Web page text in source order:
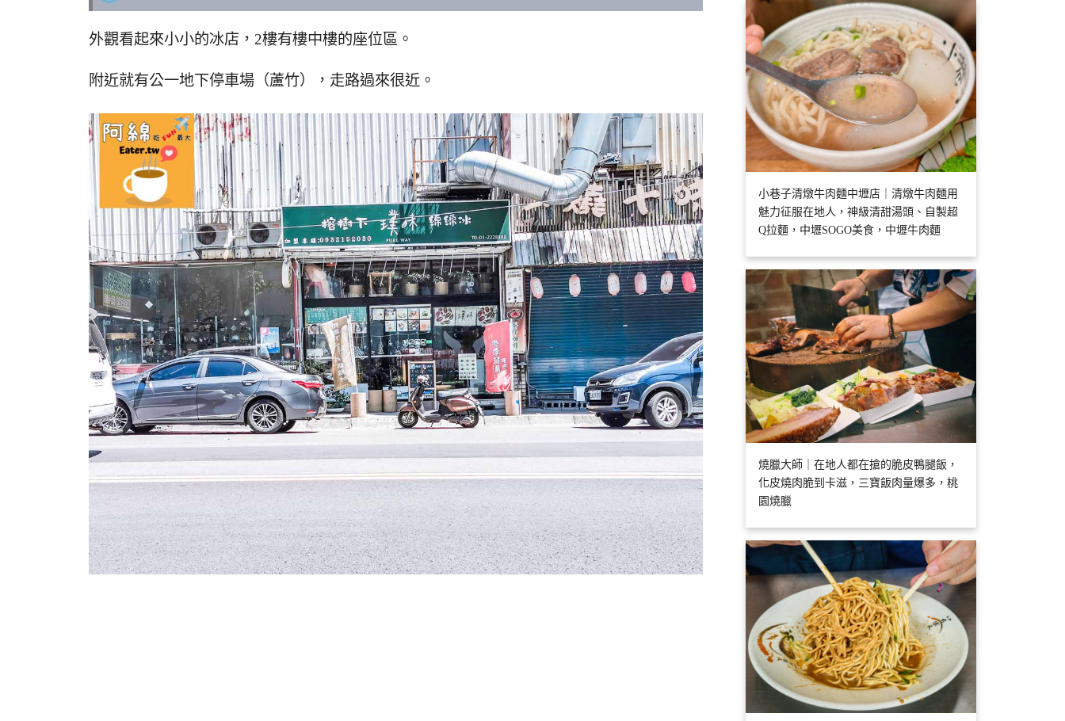
外觀看起來小小的冰店，2樓有樓中樓的座位區。
附近就有公一地下停車場（蘆竹），走路過來很近。
小巷子清燉牛肉麵中壢店｜清燉牛肉麵用
魅力征服在地人，神級清甜湯頭、自製超
Q拉麵，中壢SOGO美食，中壢牛肉麵
燒臘大師｜在地人都在搶的脆皮鴨腿飯，
化皮燒肉脆到卡滋，三寶飯肉量爆多，桃
園燒臘